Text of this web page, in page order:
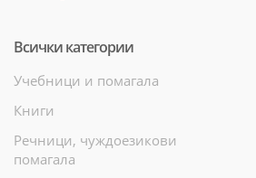
Всички категории
Учебници и помагала
Книги
Речници, чуждоезикови
помагала